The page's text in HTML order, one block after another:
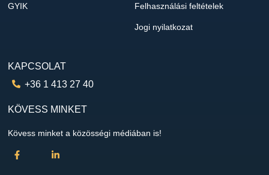
GYIK Felhasználási feltételek
Jogi nyilatkozat
KAPCSOLAT
+36 1 413 27 40
KÖVESS MINKET
Kövess minket a közösségi médiában is!